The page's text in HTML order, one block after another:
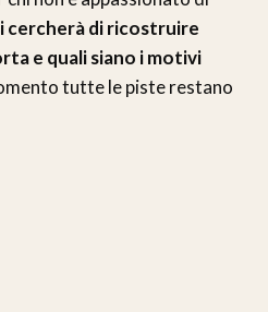
cercherà di ricostruire
e quali siano i motivi
tutte le piste restano